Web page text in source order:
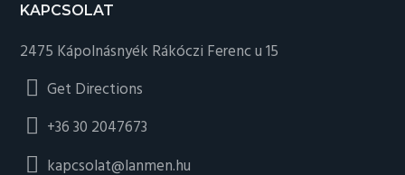
KAPCSOLAT
2475 Kápolnásnyék Rákóczi Ferenc u 15
Get Directions
+36 30 2047673
kapcsolat@lanmen.hu